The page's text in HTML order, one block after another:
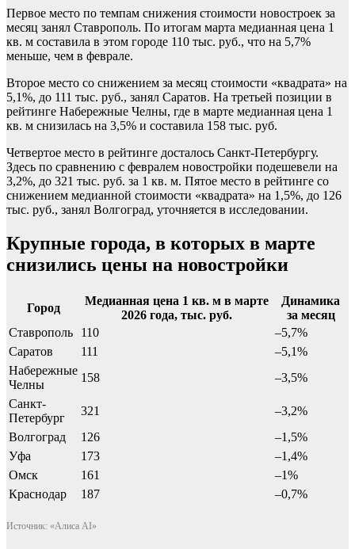
Первое место по темпам снижения стоимости новостроек за
месяц занял Ставрополь. По итогам марта медианная цена 1
кв. м составила в этом городе 110 тыс. руб., что на 5,7%
меньше, чем в феврале.
Второе место со снижением за месяц стоимости «квадрата» на
5,1%, до 111 тыс. руб., занял Саратов. На третьей позиции в
рейтинге Набережные Челны, где в марте медианная цена 1
кв. м снизилась на 3,5% и составила 158 тыс. руб.
Четвертое место в рейтинге досталось Санкт-Петербургу.
Здесь по сравнению с февралем новостройки подешевели на
3,2%, до 321 тыс. руб. за 1 кв. м. Пятое место в рейтинге со
снижением медианной стоимости «квадрата» на 1,5%, до 126
тыс. руб., занял Волгоград, уточняется в исследовании.
Крупные города, в которых в марте
снизились цены на новостройки
Город
Медианная цена 1 кв. м в марте
2026 года, тыс. руб.
Динамика
за месяц
Ставрополь
110
–5,7%
Саратов
111
–5,1%
Набережные
Челны
158
–3,5%
Санкт-
Петербург
321
–3,2%
Волгоград
126
–1,5%
Уфа
173
–1,4%
Омск
161
–1%
Краснодар
187 –0,7%
Источник: «Алиса AI»